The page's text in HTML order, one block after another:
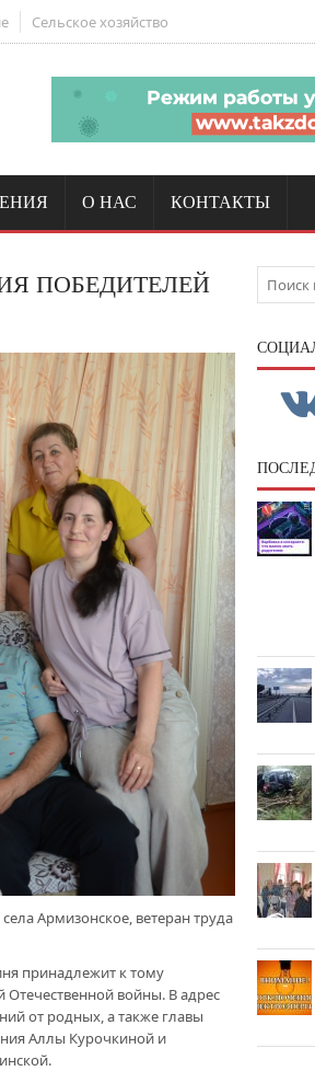
Сельское хозяйство
О НАС КОНТАКТЫ
ПОБЕДИТЕЛЕЙ
Армизонское, ветеран труда
принадлежит к тому
войны. В адрес
от родных, а также главы
Аллы Курочкиной и